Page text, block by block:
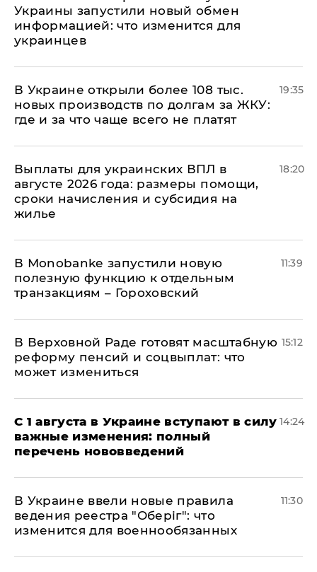
Украины запустили новый обмен
информацией: что изменится для
украинцев
В Украине открыли более 108 тыс.
новых производств по долгам за ЖКУ:
где и за что чаще всего не платят
19:35
Выплаты для украинских ВПЛ в
августе 2026 года: размеры помощи,
сроки начисления и субсидия на
жилье
18:20
В Мonobankе запустили новую
полезную функцию к отдельным
транзакциям – Гороховский
11:39
В Верховной Раде готовят масштабную
реформу пенсий и соцвыплат: что
может измениться
15:12
С 1 августа в Украине вступают в силу
важные изменения: полный
перечень нововведений
14:24
В Украине ввели новые правила
ведения реестра "Оберіг": что
изменится для военнообязанных
11:30